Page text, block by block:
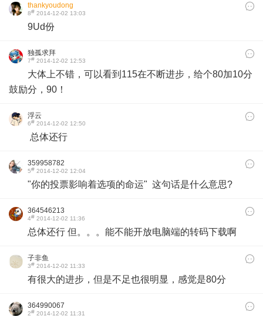
thankyoudong
8# 2014-12-02 13:03
9Ud份
独孤求拜
7# 2014-12-02 12:53
大体上不错，可以看到115在不断进步，给个80加10分
鼓励分，90！
浮云
6# 2014-12-02 12:50
总体还行
359958782
5# 2014-12-02 12:04
"你的投票影响着选项的命运" 这句话是什么意思?
364546213
4# 2014-12-02 11:36
总体还行 但。。。能不能开放电脑端的转码下载啊
子非鱼
3# 2014-12-02 11:33
有很大的进步，但是不足也很明显，感觉是80分
364990067
2# 2014-12-02 11:31